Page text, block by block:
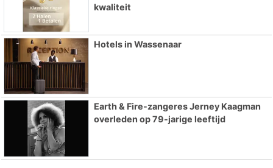
kwaliteit
Hotels in Wassenaar
Earth & Fire-zangeres Jerney Kaagman
overleden op 79-jarige leeftijd